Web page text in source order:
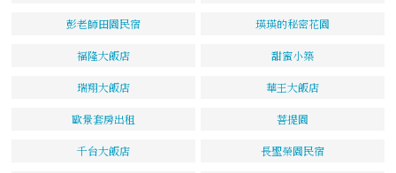
彭老師田園民宿 瑛瑛的秘密花園
福隆大飯店 甜蜜小築
瑞翔大飯店 華王大飯店
歐景套房出租 菩提園
千台大飯店 長聖榮園民宿